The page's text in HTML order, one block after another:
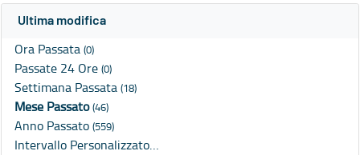
Ultima modifica
Ora Passata (0)
Passate 24 Ore (0)
Settimana Passata (18)
Mese Passato(46)
Anno Passato (559)
Intervallo Personalizzato…